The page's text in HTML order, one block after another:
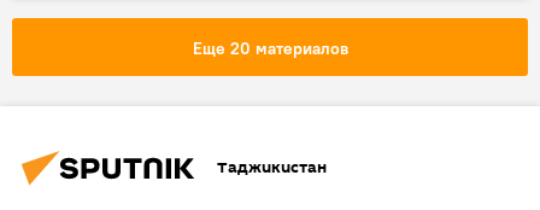
Еще 20 материалов
Таджикистан